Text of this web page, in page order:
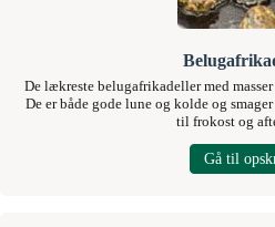
De lækreste belugafrikadeller med masser
De er både gode lune og kolde og
til frokost og
Gå til